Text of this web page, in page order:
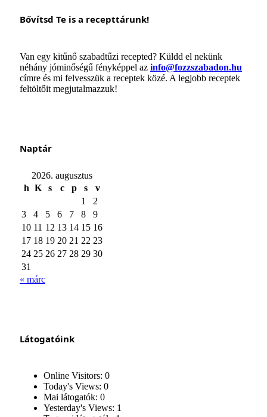
Bővítsd Te is a recepttárunk!
Van egy kitűnő szabadtűzi recepted? Küldd el nekünk
néhány jóminőségű fényképpel az info@fozzszabadon.hu
címre és mi felvesszük a receptek közé. A legjobb receptek
feltöltőit megjutalmazzuk!
Naptár
2026. augusztus
h K s c p s
v
1
2
3
4 5 6 7 8
9
10 11 12 13 14 15 16
17 18 19 20 21 22 23
24 25 26 27 28 29 30
31
« márc
Látogatóink
Online Visitors: 0
Today's Views: 0
Mai látogatók: 0
Yesterday's Views: 1